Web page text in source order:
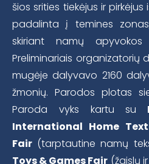
šios srities tiekėjus ir
padalinta į temines
skiriant namų apyvokos
Preliminariais organizatorių
mugėje dalyvavo 2160
žmonių. Parodos plotas
Paroda vyks kartu su
International Home
Fair (tarptautine namų
Toys & Games Fair (žaislų